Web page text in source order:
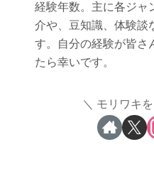
経験年数。主に各ジャ
介や、豆知識、体験談
す。自分の経験が皆さ
たら幸いです。
モリワキ